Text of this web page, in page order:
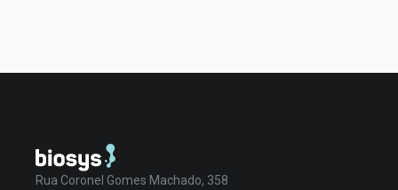
Rua Coronel Gomes Machado, 358